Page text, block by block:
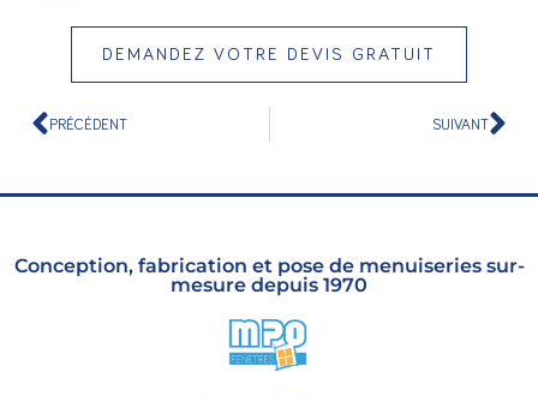
DEMANDEZ VOTRE DEVIS GRATUIT
PRÉCÉDENT SUIVANT
Conception, fabrication et pose de menuiseries sur-
mesure depuis 1970